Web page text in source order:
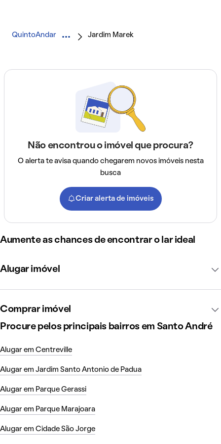
QuintoAndar Jardim Marek
Não encontrou o imóvel que procura?
O alerta te avisa quando chegarem novos imóveis nesta
busca
Criar alerta de imóveis
Aumente as chances de encontrar o lar ideal
Alugar imóvel
Comprar imóvel
Procure pelos principais bairros em Santo André
Alugar em Centreville
Alugar em Jardim Santo Antonio de Padua
Alugar em Parque Gerassi
Alugar em Parque Marajoara
Alugar em Cidade São Jorge